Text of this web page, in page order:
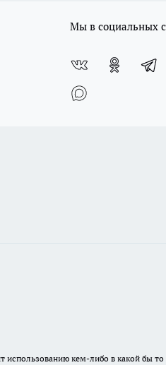
Мы в социальных
использованию кем-либо в какой бы